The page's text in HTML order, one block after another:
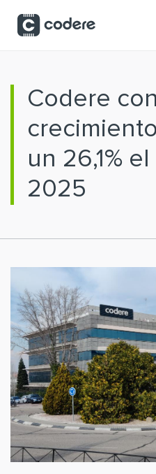
Codere
un 26,1%
2025